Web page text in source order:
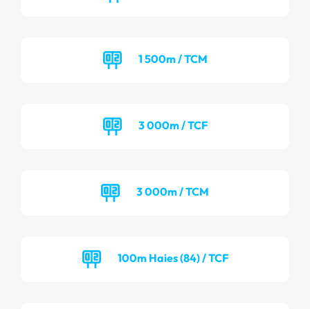
1 500m / TCM
3 000m / TCF
3 000m / TCM
100m Haies (84) / TCF